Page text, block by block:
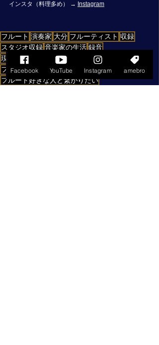
インスタ（料理多め） → Instagram
フルート 演奏家 大分 フルーティスト 収録
スタジオ収録 音楽家の生活 録音
現場の皆様に感謝 ピアスコア
演奏動画
フルート好きと繋がりたい
フルート好きな人と繋がりたい
Facebook YouTube Instagram amebro